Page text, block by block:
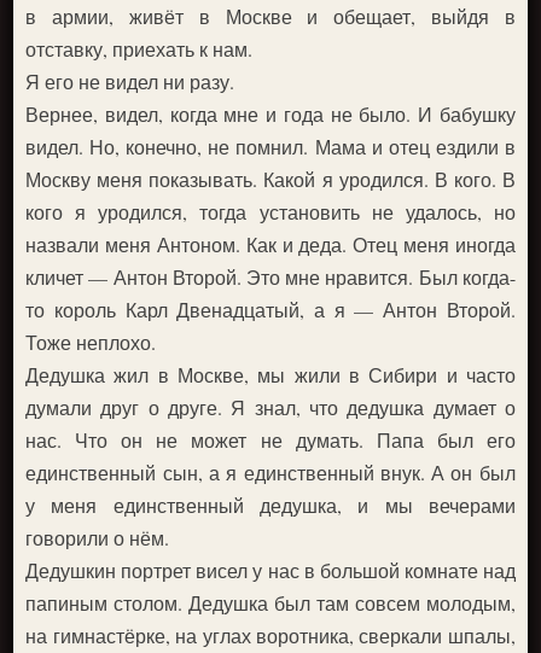
в армии, живёт в Москве и обещает, выйдя в
отставку, приехать к нам.
Я его не видел ни разу.
Вернее, видел, когда мне и года не было. И бабушку
видел. Но, конечно, не помнил. Мама и отец ездили в
Москву меня показывать. Какой я уродился. В кого. В
кого я уродился, тогда установить не удалось, но
назвали меня Антоном. Как и деда. Отец меня иногда
кличет — Антон Второй. Это мне нравится. Был когда-
то король Карл Двенадцатый, а я — Антон Второй.
Тоже неплохо.
Дедушка жил в Москве, мы жили в Сибири и часто
думали друг о друге. Я знал, что дедушка думает о
нас. Что он не может не думать. Папа был его
единственный сын, а я единственный внук. А он был
у меня единственный дедушка, и мы вечерами
говорили о нём.
Дедушкин портрет висел у нас в большой комнате над
папиным столом. Дедушка был там совсем молодым,
на гимнастёрке, на углах воротника, сверкали шпалы,